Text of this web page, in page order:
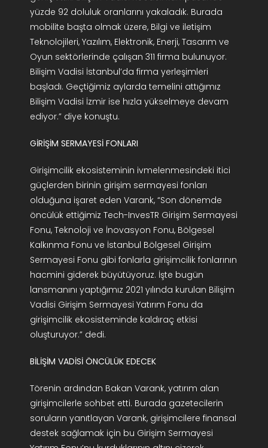
yüzde 92 doluluk oranlarını yakaladık. Burada
mobilite başta olmak üzere, Bilgi ve iletişim
Teknolojileri, Yazılım, Elektronik, Enerji, Tasarım ve
Oyun sektörlerinde çalışan 311 firma bulunuyor.
Bilişim Vadisi İstanbul’da firma yerleşimleri
başladı. Geçtiğimiz aylarda temelini attığımız
Bilişim Vadisi İzmir ise hızla yükselmeye devam
ediyor.” diye konuştu.
GİRİŞİM SERMAYESİ FONLARI
Girişimcilik ekosisteminin ivmelenmesindeki itici
güçlerden birinin girişim sermayesi fonları
olduğuna işaret eden Varank, “Son dönemde
öncülük ettiğimiz Tech-InvesTR Girişim Sermayesi
Fonu, Teknoloji ve İnovasyon Fonu, Bölgesel
Kalkınma Fonu ve İstanbul Bölgesel Girişim
Sermayesi Fonu gibi fonlarla girişimcilik fonlarının
hacmini giderek büyütüyoruz. İşte bugün
lansmanını yaptığımız 2021 yılında kurulan Bilişim
Vadisi Girişim Sermayesi Yatırım Fonu da
girişimcilik ekosisteminde kaldıraç etkisi
oluşturuyor.” dedi.
BİLİŞİM VADİSİ ÖNCÜLÜK EDECEK
Törenin ardından Bakan Varank, yatırım alan
girişimcilerle sohbet etti. Burada gazetecilerin
soruların yanıtlayan Varank, girişimcilere finansal
destek sağlamak için bu Girişim Sermayesi